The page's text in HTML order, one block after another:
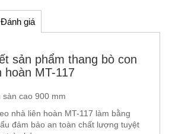
Đánh giá
sản phẩm thang bò con
hoàn MT-117
cao 900 mm
nhà liên hoàn MT-117 làm bằng
đảm bảo an toàn chất lượng tuyệt